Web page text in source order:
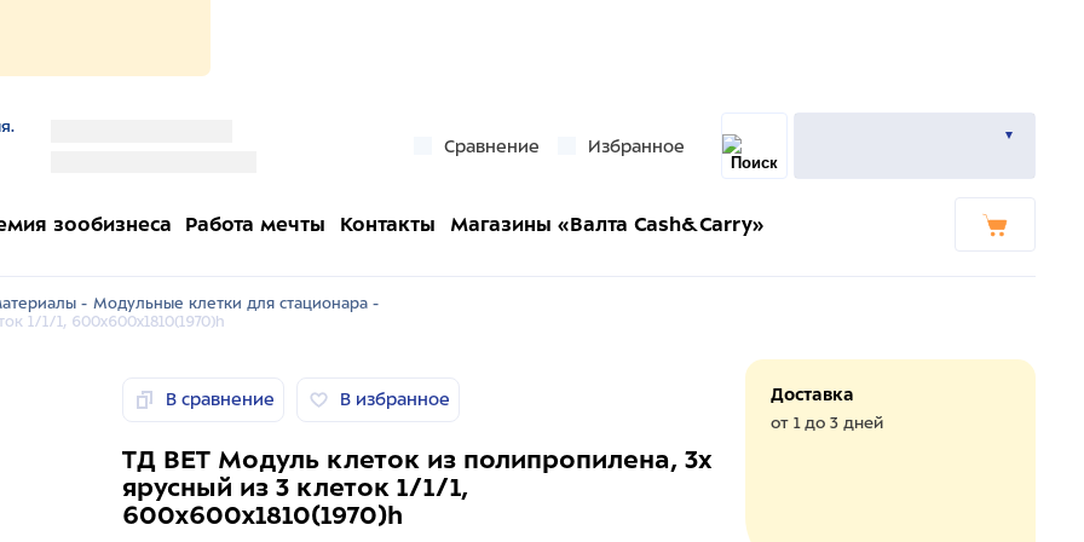
Сравнение Избранное
зообизнеса Работа мечты Контакты Магазины «Валта Cash&Carry»
- Модульные клетки для стационара -
1/1/1, 600x600x1810(1970)h
В сравнение В избранное
ТД ВЕТ Модуль клеток из полипропилена, 3х
ярусный из 3 клеток 1/1/1,
600x600x1810(1970)h
Доставка
от 1 до 3 дней